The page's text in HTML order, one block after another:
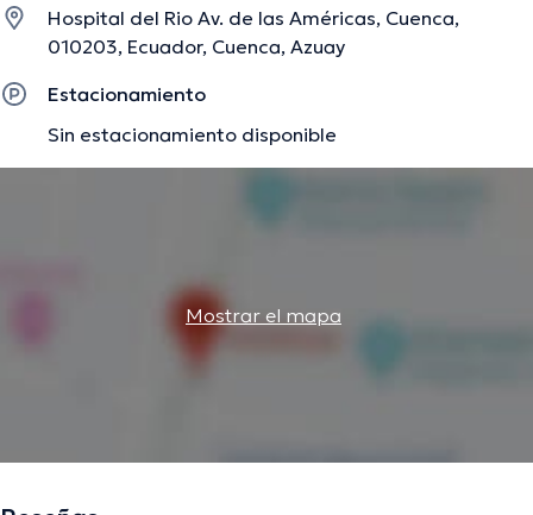
con la finalidad de tener una formación continua en su
disciplina de especialización y ha compartido diversos
comunicados.
Hospital del Rio Av. de las Américas, Cuenca,
010203, Ecuador, Cuenca, Azuay
Estacionamiento
Sin estacionamiento disponible
Mostrar el mapa